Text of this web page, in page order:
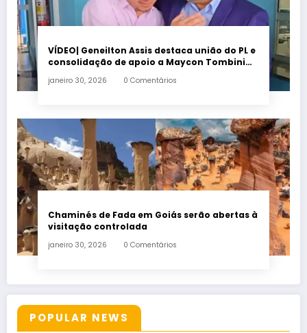
VÍDEO| Geneilton Assis destaca união do PL e
consolidação de apoio a Maycon Tombini
janeiro 30, 2026 0 Comentários
Chaminés de Fada em Goiás serão abertas à
visitação controlada
janeiro 30, 2026 0 Comentários
POPULAR NEWS